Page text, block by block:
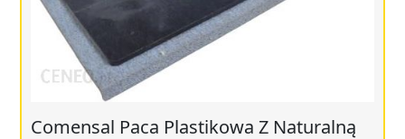
Comensal Paca Plastikowa Z Naturalną